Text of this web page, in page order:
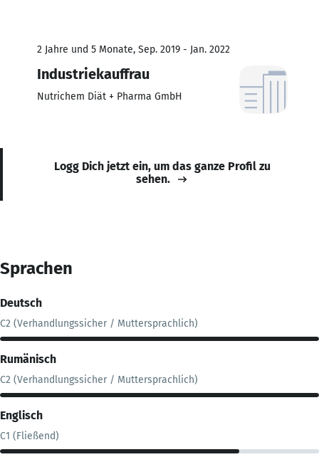
2 Jahre und 5 Monate, Sep. 2019 - Jan. 2022
Industriekauffrau
Nutrichem Diät + Pharma GmbH
Logg Dich jetzt ein, um das ganze Profil zu
sehen.
Sprachen
Deutsch
C2 (Verhandlungssicher / Muttersprachlich)
Rumänisch
C2 (Verhandlungssicher / Muttersprachlich)
Englisch
C1 (Fließend)